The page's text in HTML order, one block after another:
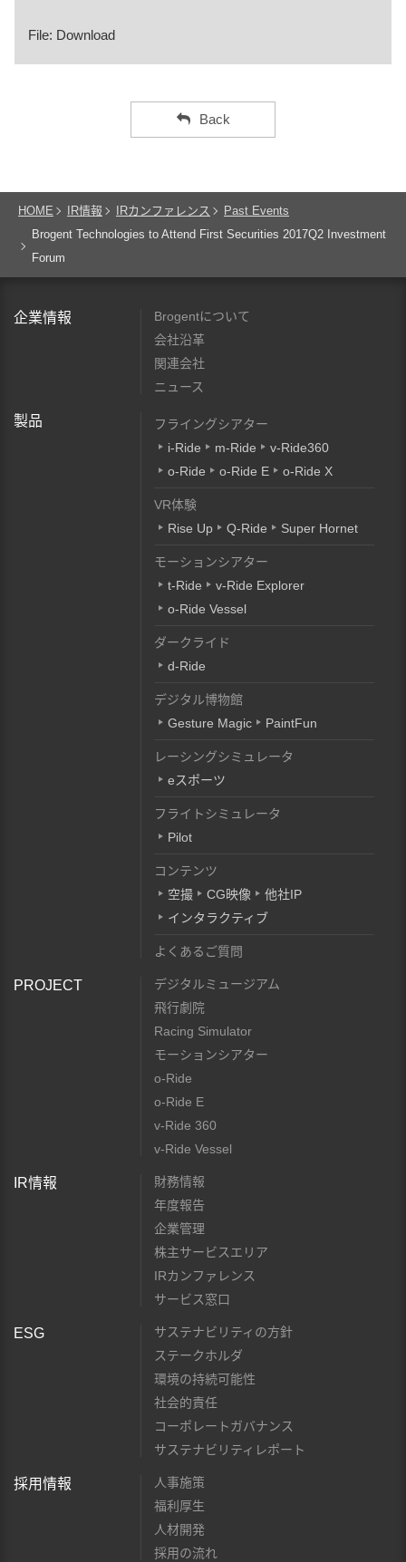
File: Download
Back
HOME IR情報 IRカンファレンス
Past Events
Brogent Technologies to Attend First Securities 2017Q2 Investment
Forum
企業情報
Brogentについて
会社沿革
関連会社
ニュース
製品
フライングシアター
i-Ride
m-Ride
v-Ride360
o-Ride
o-Ride E o-Ride X
VR体験
Rise Up
Q-Ride Super Hornet
モーションシアター
t-Ride
v-Ride Explorer
o-Ride Vessel
ダークライド
d-Ride
デジタル博物館
Gesture Magic
PaintFun
レーシングシミュレータ
eスポーツ
フライトシミュレータ
Pilot
コンテンツ
空撮
CG映像
他社IP
インタラクティブ
よくあるご質問
PROJECT
デジタルミュージアム
飛行劇院
Racing Simulator
モーションシアター
o-Ride
o-Ride E
v-Ride 360
v-Ride Vessel
IR情報
財務情報
年度報告
企業管理
株主サービスエリア
IRカンファレンス
サービス窓口
ESG
サステナビリティの方針
ステークホルダ
環境の持続可能性
社会的責任
コーポレートガバナンス
サステナビリティレポート
採用情報
人事施策
福利厚生
人材開発
採用の流れ